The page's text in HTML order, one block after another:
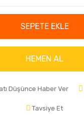
SEPETE EKLE
HEMEN AL
Düşünce Haber Ver
Tavsiye Et